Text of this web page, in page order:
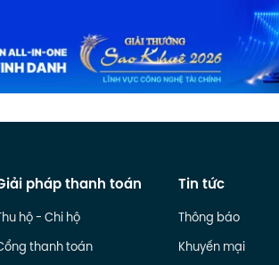
pháp thanh toán
hộ - Chi hộ
thanh toán
Tin tức
Thông báo
Khuyến mại